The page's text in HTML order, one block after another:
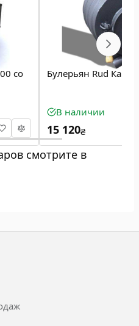
со
Булерьян Rud
В наличии
15 120₴
смотрите в